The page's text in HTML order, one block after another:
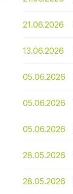
21.06.2026
13.06.2026
05.06.2026
05.06.2026
05.06.2026
28.05.2026
28.05.2026